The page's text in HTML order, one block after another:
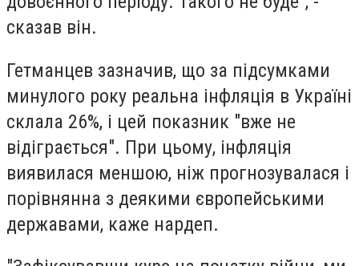
сказав він.
Гетманцев зазначив, що за підсумками
минулого року реальна інфляція в Україні
склала 26%, і цей показник "вже не
відіграється". При цьому, інфляція
виявилася меншою, ніж прогнозувалася і
порівнянна з деякими європейськими
державами, каже нардеп.